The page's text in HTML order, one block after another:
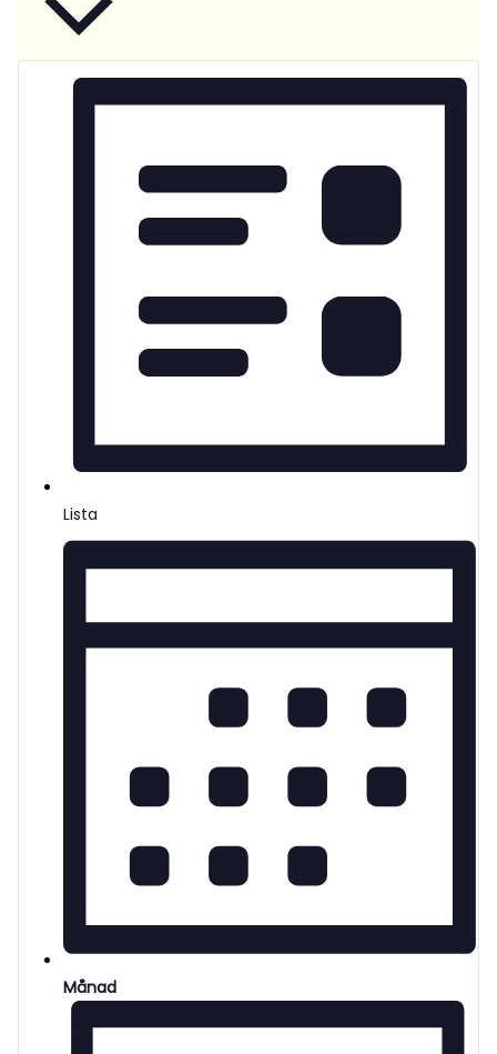
Lista
Månad